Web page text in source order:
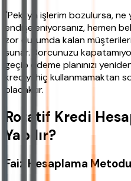
"Peki ya işlerim bozulursa, ne
endişeleniyorsanız, hemen
zor durumda kalan
sunar. Borcunuzu
geçip ödeme planınızı
krediyi hiç kullanmamaktan
olacaktır.
Rotatif Kredi
Yapılır?
Faiz Hesaplama Metodu